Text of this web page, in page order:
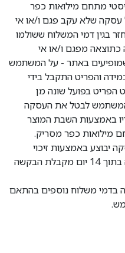
מתחם מילואות כפר
עסקה שלא עקב פגם ו/או אי
בגין דמי המשלוח ששולמו
כתוצאה מפגם ו/או אי
שמופיעים באתר - על המשתמש
והפריט התקבל בידי
בפועל שונה מן
לבטל את העסקה
לידיו באמצעות השבת המוצר
מילואות כפר מסריק.
יבוצע באמצעות זיכוי
כרטיס האשראי שבו בוצעה העסקה בתוך 14 יום מקבלת הבקשה
בדמי משלוח נוספים בהתאם